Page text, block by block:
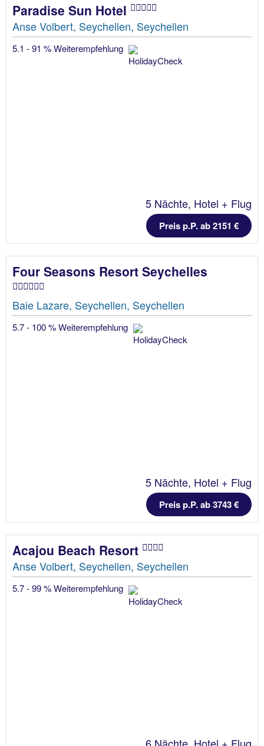
Paradise Sun Hotel
Anse Volbert, Seychellen, Seychellen
5.1 - 91 % Weiterempfehlung
5 Nächte, Hotel + Flug
Preis p.P. ab 2151 €
Four Seasons Resort Seychelles
Baie Lazare, Seychellen, Seychellen
5.7 - 100 % Weiterempfehlung
5 Nächte, Hotel + Flug
Preis p.P. ab 3743 €
Acajou Beach Resort
Anse Volbert, Seychellen, Seychellen
5.7 - 99 % Weiterempfehlung